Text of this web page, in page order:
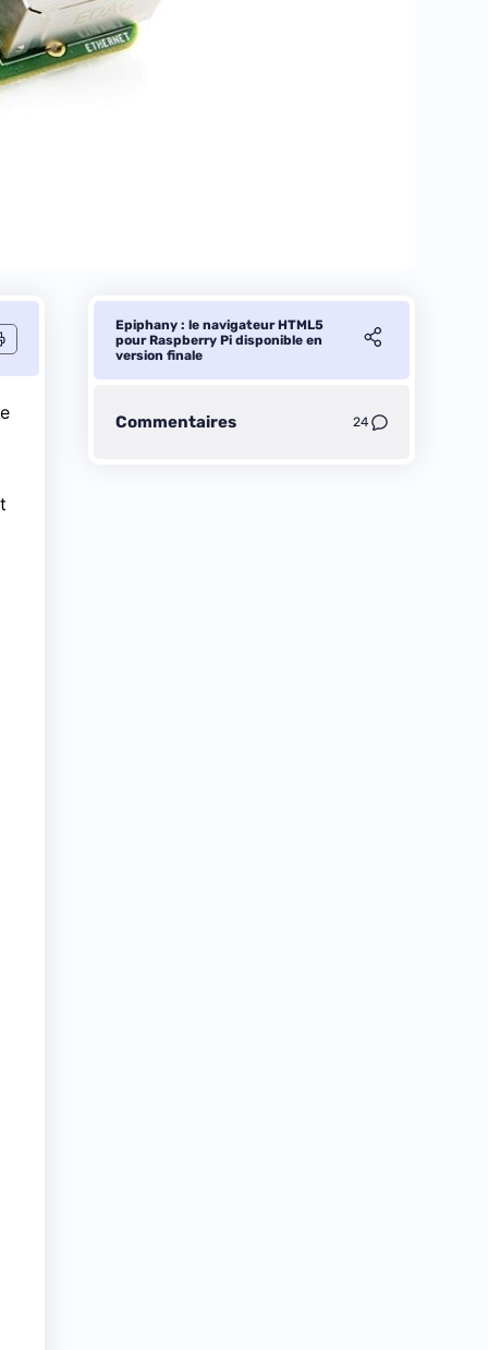
Epiphany : le navigateur HTML5
pour Raspberry Pi disponible en
version finale
Commentaires 24